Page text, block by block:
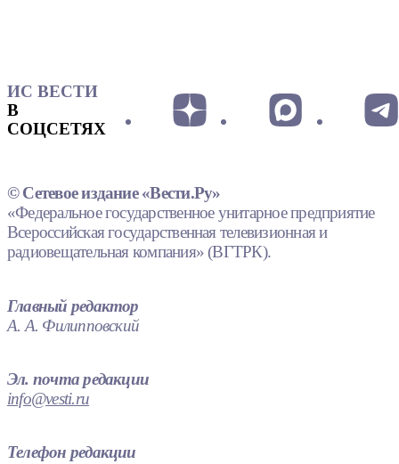
ИС ВЕСТИ
В
СОЦСЕТЯХ
© Сетевое издание «Вести.Ру»
«Федеральное государственное унитарное предприятие
Всероссийская государственная телевизионная и
радиовещательная компания» (ВГТРК).
Главный редактор
А. А. Филипповский
Эл. почта редакции
info@vesti.ru
Телефон редакции